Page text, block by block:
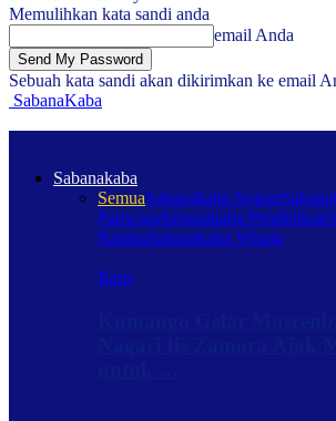
Memulihkan kata sandi anda
email Anda
Sebuah kata sandi akan dikirimkan ke email
SabanaKaba
Sabanakaba
SemuaSabanakaba Nagari
PariwaraSabanakaba Pendidikan
RantauSabanakaba Wisata
Baru